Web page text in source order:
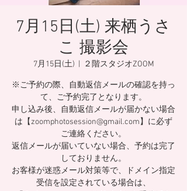
7月15日(土) 来栖うさ
こ 撮影会
7月15日(土) ２階スタジオZOOM
※ご予約の際、自動返信メールの確認を持っ
て、ご予約完了となります。
申し込み後、自動返信メールが届かない場合
は【zoomphotosession@gmail.com】に必ず
ご連絡ください。
返信メールが届いていない場合、予約は完了
しておりません。
お客様が迷惑メール対策等で、ドメイン指定
受信を設定されている場合は、